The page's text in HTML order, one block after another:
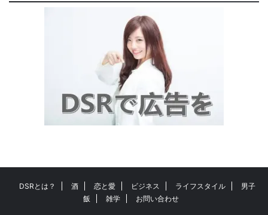
DSRとは？ 酒 恋と愛 ビジネス ライフスタイル
男子
飯
雑学 お問い合わせ